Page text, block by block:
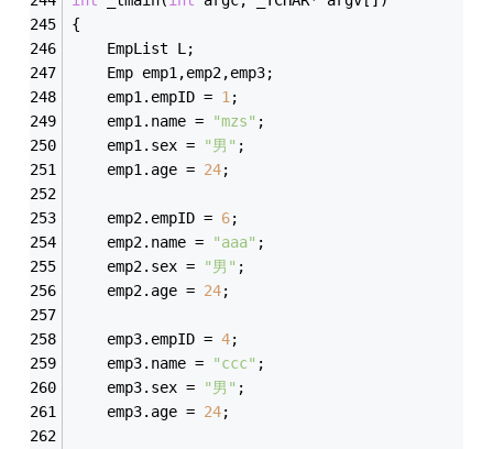
{
	EmpList L;
	Emp emp1,emp2,emp3;
	emp1.empID =
1 ;
	emp1.name =
"mzs" ;
	emp1.sex =
"男" ;
	emp1.age =
24;
	emp2.empID =
6;
	emp2.name =
"aaa" ;
	emp2.sex =
"男" ;
	emp2.age =
24;
	emp3.empID =
4;
	emp3.name =
"ccc" ;
	emp3.sex =
"男" ;
	emp3.age =
24;